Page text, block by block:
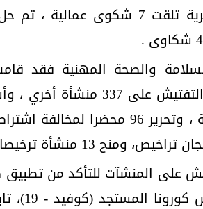
وأضاف أن المديرية تلقت 7
على المنشآت للتأكد من تطبيق